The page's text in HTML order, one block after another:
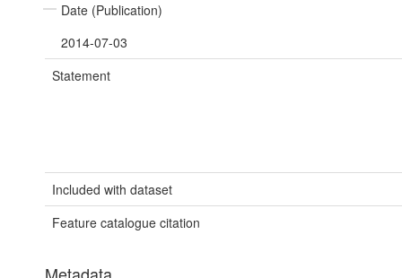
Date (Publication)
2014-07-03
Statement
Included with dataset
Feature catalogue citation